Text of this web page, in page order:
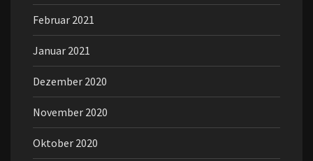
Februar 2021
Januar 2021
Dezember 2020
November 2020
Oktober 2020